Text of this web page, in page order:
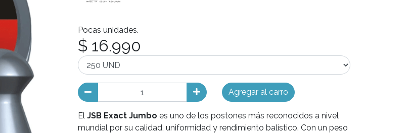
Pocas unidades.
$ 16.990
Agregar al carro
El JSB Exact Jumbo es uno de los postones más reconocidos a nivel
mundial por su calidad, uniformidad y rendimiento balístico. Con un peso